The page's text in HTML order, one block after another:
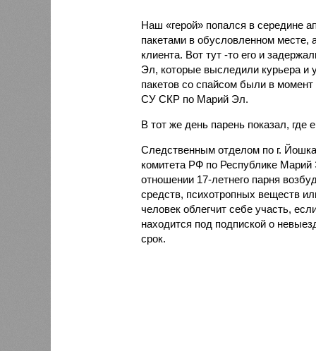
Наш «герой» попался в середине
пакетами в обусловленном
клиента. Вот тут -то его и
Эл, которые выследили курьера и
пакетов со спайсом были в
СУ СКР по Марий Эл.
В тот же день парень показал, где
Следственным отделом по г.
комитета РФ по Республике
отношении 17-летнего парня
средств, психотропных веществ
человек облегчит себе участь,
находится под подпиской о
срок.